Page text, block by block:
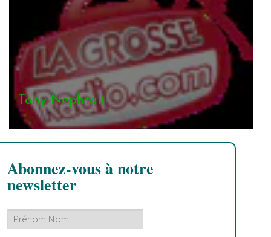
Tony Nephtali
Abonnez-vous à notre
newsletter